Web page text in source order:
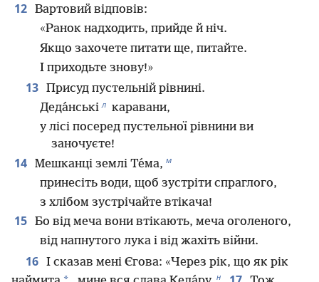
12 Вартовий відповів:
«Ранок надходить, прийде й ніч.
Якщо захочете питати ще, питайте.
І приходьте знову!»
13 Присуд пустельній рівнині.
Деда́нські л каравани,
у лісі посеред пустельної рівнини ви
заночуєте!
14 Мешканці землі Те́ма, м
принесіть води, щоб зустріти спраглого,
з хлібом зустрічайте втікача!
15 Бо від меча вони втікають, меча оголеного,
від напнутого лука і від жахіть війни.
16 І сказав мені Єгова: «Через рік, що як рік
н